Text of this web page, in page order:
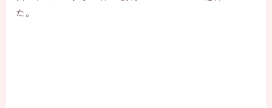
た。